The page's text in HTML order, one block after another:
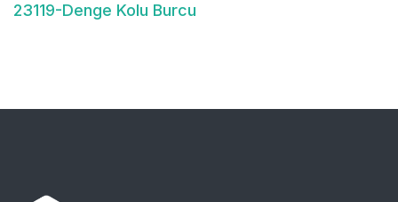
23119-Denge Kolu Burcu